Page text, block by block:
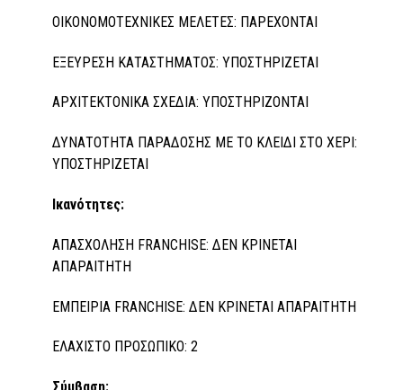
ΟΙΚΟΝΟΜΟΤΕΧΝΙΚΕΣ ΜΕΛΕΤΕΣ: ΠΑΡΕΧΟΝΤΑΙ
ΕΞΕΥΡΕΣΗ ΚΑΤΑΣΤΗΜΑΤΟΣ: ΥΠΟΣΤΗΡΙΖΕΤΑΙ
ΑΡΧΙΤΕΚΤΟΝΙΚΑ ΣΧΕΔΙΑ: ΥΠΟΣΤΗΡΙΖΟΝΤΑΙ
ΔΥΝΑΤΟΤΗΤΑ ΠΑΡΑΔΟΣΗΣ ΜΕ ΤΟ ΚΛΕΙΔΙ ΣΤΟ ΧΕΡΙ:
ΥΠΟΣΤΗΡΙΖΕΤΑΙ
Ικανότητες:
ΑΠΑΣΧΟΛΗΣΗ FRANCHISE: ΔΕΝ ΚΡΙΝΕΤΑΙ
ΑΠΑΡΑΙΤΗΤΗ
ΕΜΠΕΙΡΙΑ FRANCHISE: ΔΕΝ ΚΡΙΝΕΤΑΙ ΑΠΑΡΑΙΤΗΤΗ
ΕΛΑΧΙΣΤΟ ΠΡΟΣΩΠΙΚΟ: 2